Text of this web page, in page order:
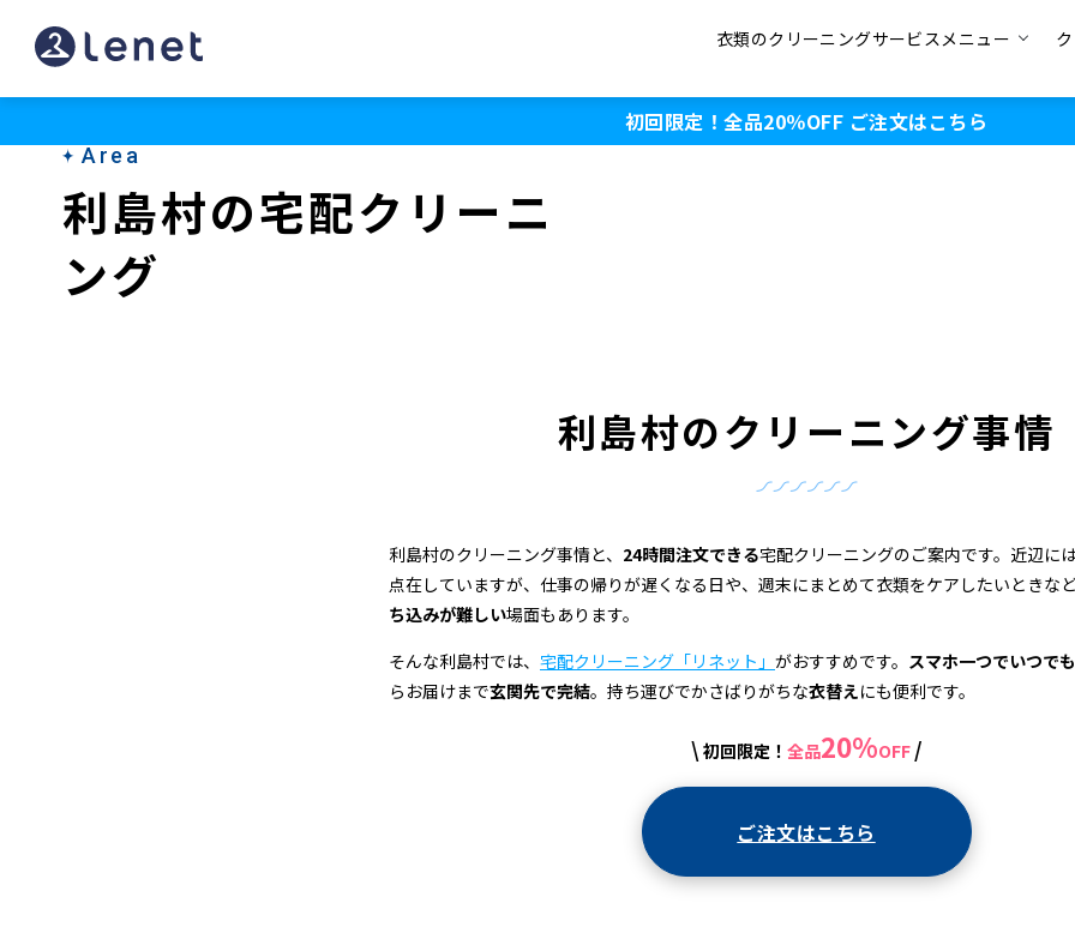
利
島
衣類のクリーニングサービスメニュー
初回限定！全品20％OFF ご注文はこちら
Area
利島村の宅配クリーニ
ング
利島村のクリーニング事情
利島村のクリーニング事情と、 24時間注文できる宅配クリーニングのご案内です。近辺に
点在していますが、仕事の帰りが遅くなる日や、週末にまとめて衣類をケアしたいときな
ち込みが難しい場面もあります。
そんな利島村では、 宅配クリーニング「リネット」 がおすすめです。 スマホ一つでいつで
らお届けまで玄関先で完結。持ち運びでかさばりがちな衣替えにも便利です。
\ 初回限定！ 全品20%OFF /
ご注文はこちら